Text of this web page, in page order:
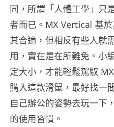
同，所謂「人體工學」只
者而已。MX Vertical 基
其合適，但相反有些人就
用，實在是在所難免。小
定大小，才能輕鬆駕馭
購入這款滑鼠，最好找一
自己辦公的姿勢去玩一下
的使用習慣。